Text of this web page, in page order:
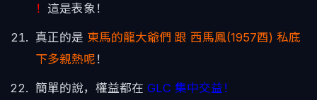
！ 這是表象！
真正的是 東馬的龍大爺們 跟 西馬鳳(1957酉) 私底
下多親熱呢 ！
簡單的說，權益都在 GLC 集中交益！